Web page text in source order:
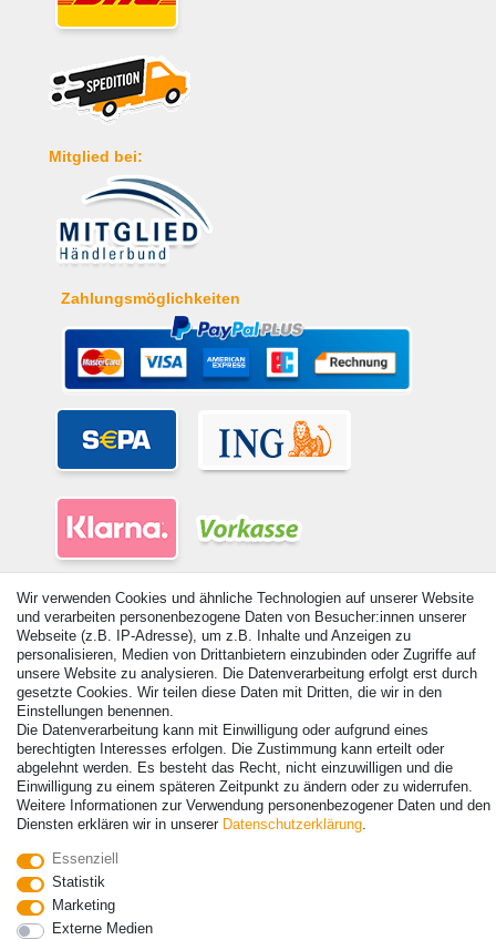
Mitglied bei:
Zahlungsmöglichkeiten
© Copyright 2026 | Alle Rechte vorbehalten. - Alle Rechte vorbehalten.
Preisangaben inkl. gesetzl. 19% MwSt. | Grundpreise siehe Artikeldetail | *Gilt für
Lieferungen nach Deutschland!
Vertrag widerrufen Kontakt
Wir verwenden Cookies und ähnliche Technologien auf unserer Website
und verarbeiten personenbezogene Daten von Besucher:innen unserer
Webseite (z.B. IP-Adresse), um z.B. Inhalte und Anzeigen zu
personalisieren, Medien von Drittanbietern einzubinden oder Zugriffe auf
unsere Website zu analysieren. Die Datenverarbeitung erfolgt erst durch
gesetzte Cookies. Wir teilen diese Daten mit Dritten, die wir in den
Einstellungen benennen.
Die Datenverarbeitung kann mit Einwilligung oder aufgrund eines
berechtigten Interesses erfolgen. Die Zustimmung kann erteilt oder
abgelehnt werden. Es besteht das Recht, nicht einzuwilligen und die
Einwilligung zu einem späteren Zeitpunkt zu ändern oder zu widerrufen.
Weitere Informationen zur Verwendung personenbezogener Daten und den
Diensten erklären wir in unserer Daten­schutz­erklärung.
Essenziell
Statistik
Marketing
Externe Medien